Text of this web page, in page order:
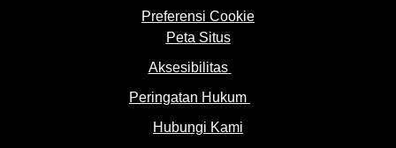
Preferensi Cookie
Peta Situs
Aksesibilitas
Peringatan Hukum
Hubungi Kami